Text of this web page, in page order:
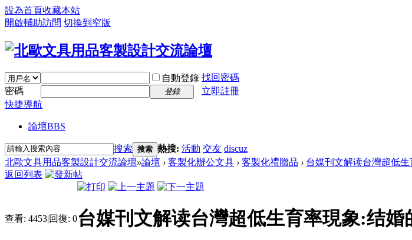
設為首頁收藏本站
開啟輔助訪問 切換到窄版
自動登錄 找回密碼
密碼
登錄
立即註冊
快捷導航
論壇BBS
搜索 搜索 熱搜: 活動 交友 discuz
北歐文具用品客製設計交流論壇»論壇 › 客製化辦公文具 › 客製化禮贈品 › 台媒刊文解读台灣超低
返回列表
查看: 4453|回復: 0台媒刊文解读台灣超低生育率現象:结婚